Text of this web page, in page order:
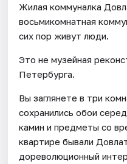
Жилая коммуналка
восьмикомнатная
сих пор живут люди.
Это не музейная
Петербурга.
Вы заглянете в три
сохранились обои
камин и предметы со
квартире бывали
дореволюционный